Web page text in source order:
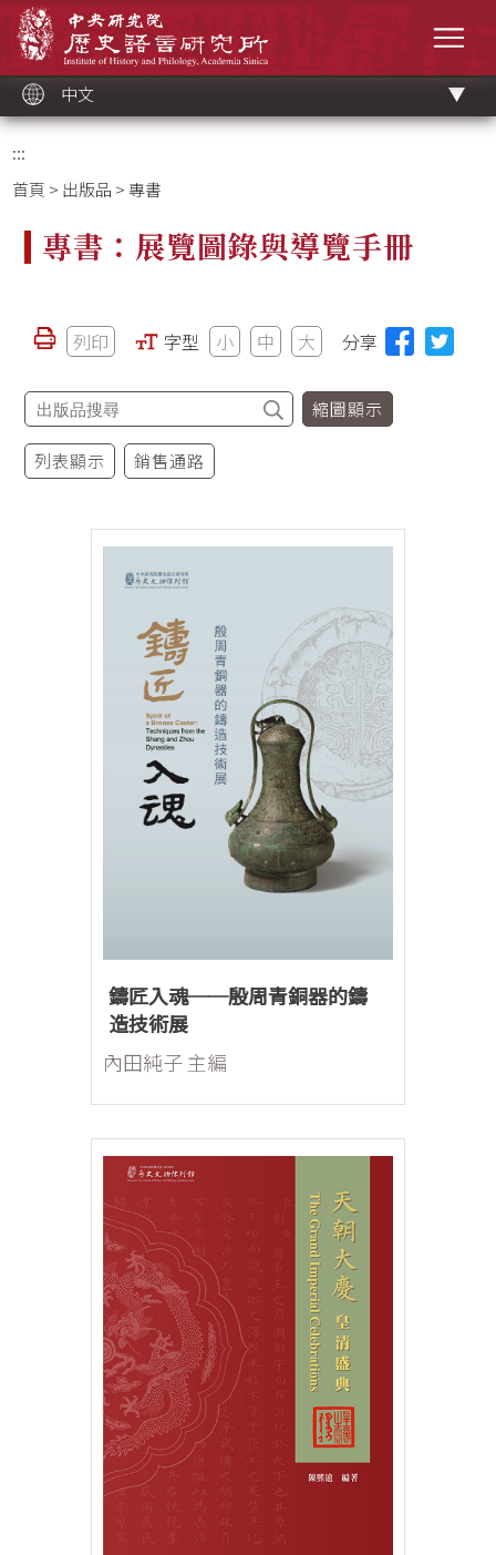
中文
:::
首頁 > 出版品 > 專書
專書：展覽圖錄與導覽手冊
列印 字型 小 中 大 分享
縮圖顯示
列表顯示 銷售通路
鑄匠入魂──殷周青銅器的鑄
造技術展
內田純子 主編